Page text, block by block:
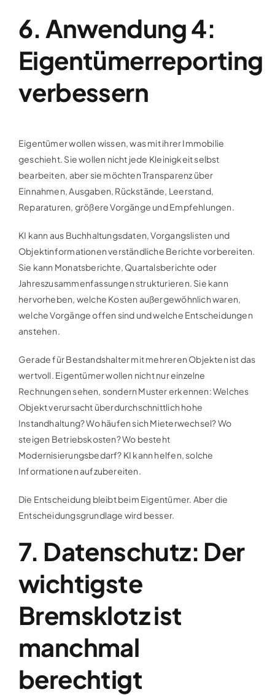
6. Anwendung 4:
Eigentümerreporting
verbessern
Eigentümer wollen wissen, was mit ihrer Immobilie
geschieht. Sie wollen nicht jede Kleinigkeit selbst
bearbeiten, aber sie möchten Transparenz über
Einnahmen, Ausgaben, Rückstände, Leerstand,
Reparaturen, größere Vorgänge und Empfehlungen.
KI kann aus Buchhaltungsdaten, Vorgangslisten und
Objektinformationen verständliche Berichte vorbereiten.
Sie kann Monatsberichte, Quartalsberichte oder
Jahreszusammenfassungen strukturieren. Sie kann
hervorheben, welche Kosten außergewöhnlich waren,
welche Vorgänge offen sind und welche Entscheidungen
anstehen.
Gerade für Bestandshalter mit mehreren Objekten ist das
wertvoll. Eigentümer wollen nicht nur einzelne
Rechnungen sehen, sondern Muster erkennen: Welches
Objekt verursacht überdurchschnittlich hohe
Instandhaltung? Wo häufen sich Mieterwechsel? Wo
steigen Betriebskosten? Wo besteht
Modernisierungsbedarf? KI kann helfen, solche
Informationen aufzubereiten.
Die Entscheidung bleibt beim Eigentümer. Aber die
Entscheidungsgrundlage wird besser.
7. Datenschutz: Der
wichtigste
Bremsklotz ist
manchmal
berechtigt